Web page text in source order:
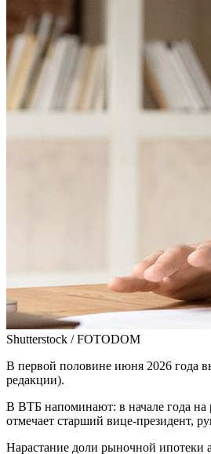
Shutterstock / FOTODOM
В первой половине июня 2026 года
редакции).
В ВТБ напоминают: в начале года на
отмечает старший вице-президент,
Нарастание доли рыночной ипотеки